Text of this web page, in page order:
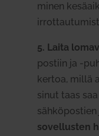
minen
5. Laita
postiin ja
kertoa, millä
sinut taas
sovel­lusten